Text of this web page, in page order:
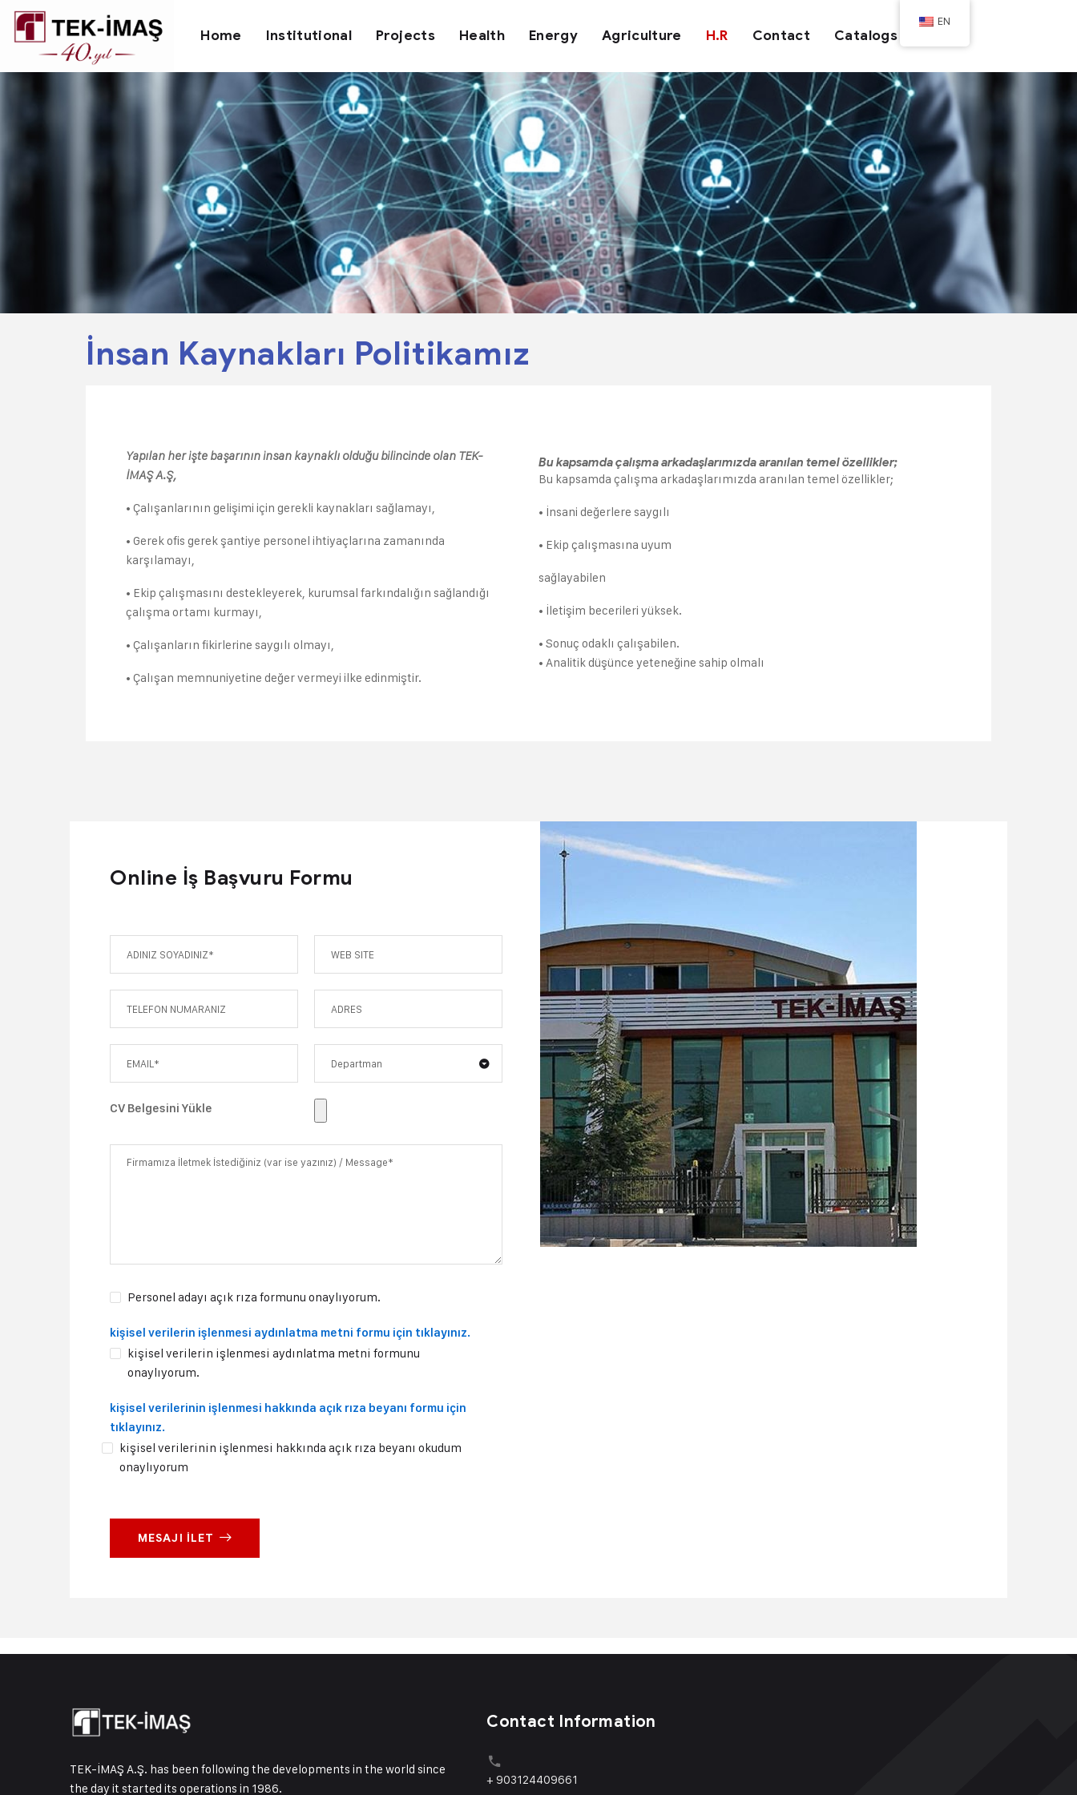
Home Institutional Projects Health Energy Agriculture H.R Contact Catalogs
İnsan Kaynakları Politikamız
Yapılan her işte başarının insan kaynaklı olduğu bilincinde olan TEK-
İMAŞ A.Ş,
• Çalışanlarının gelişimi için gerekli kaynakları sağlamayı,
• Gerek ofis gerek şantiye personel ihtiyaçlarına zamanında
karşılamayı,
• Ekip çalışmasını destekleyerek, kurumsal farkındalığın sağlandığı
çalışma ortamı kurmayı,
• Çalışanların fikirlerine saygılı olmayı,
• Çalışan memnuniyetine değer vermeyi ilke edinmiştir.
Bu kapsamda çalışma arkadaşlarımızda aranılan temel özellikler;
Bu kapsamda çalışma arkadaşlarımızda aranılan temel özellikler;
• İnsani değerlere saygılı
• Ekip çalışmasına uyum
sağlayabilen
• İletişim becerileri yüksek.
• Sonuç odaklı çalışabilen.
• Analitik düşünce yeteneğine sahip olmalı
Online İş Başvuru Formu
Departman
CV Belgesini Yükle
Personel adayı açık rıza formunu onaylıyorum.
kişisel verilerin işlenmesi aydınlatma metni formu için tıklayınız.
kişisel verilerin işlenmesi aydınlatma metni formunu
onaylıyorum.
kişisel verilerinin işlenmesi hakkında açık rıza beyanı formu için
tıklayınız.
kişisel verilerinin işlenmesi hakkında açık rıza beyanı okudum
onaylıyorum
MESAJI İLET
TEK-İMAŞ A.Ş. has been following the developments in the world since
the day it started its operations in 1986.
Contact Information
+ 903124409661
EN